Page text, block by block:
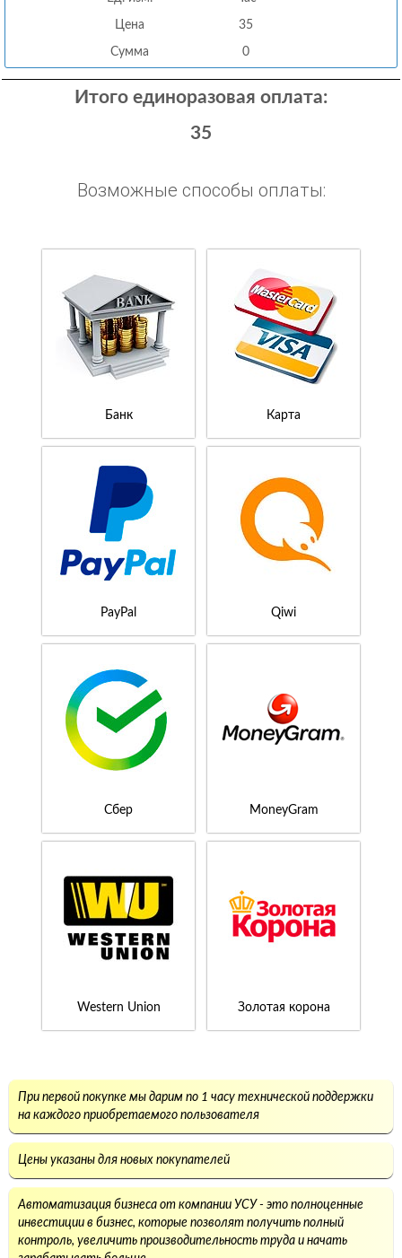
Цена 35
Сумма 0
Итого единоразовая оплата:
35
Возможные способы оплаты:
Банк Карта
PayPal Qiwi
Сбер MoneyGram
Western Union Золотая корона
При первой покупке мы дарим по 1 часу технической поддержки
на каждого приобретаемого пользователя
Цены указаны для новых покупателей
Автоматизация бизнеса от компании УСУ - это полноценные
инвестиции в бизнес, которые позволят получить полный
контроль, увеличить производительность труда и начать